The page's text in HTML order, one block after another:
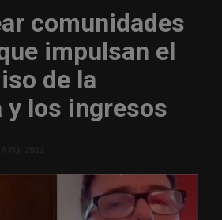
comunidades
impulsan el
de la
y los ingresos